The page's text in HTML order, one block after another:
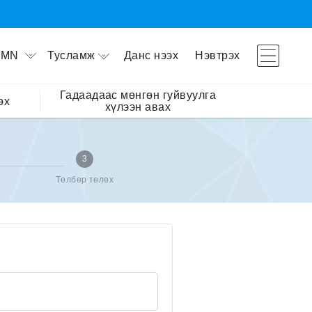
MN Тусламж Данс нээх Нэвтрэх
Гадаадаас мөнгөн гуйвуулга
хүлээн авах
3
Төлбөр төлөх